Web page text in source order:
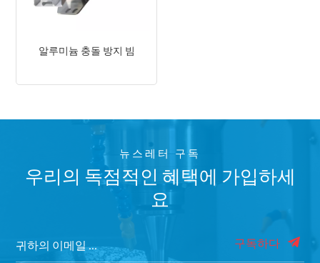
알루미늄 충돌 방지 빔
뉴스레터 구독
우리의 독점적인 혜택에 가입하세
요
구독하다